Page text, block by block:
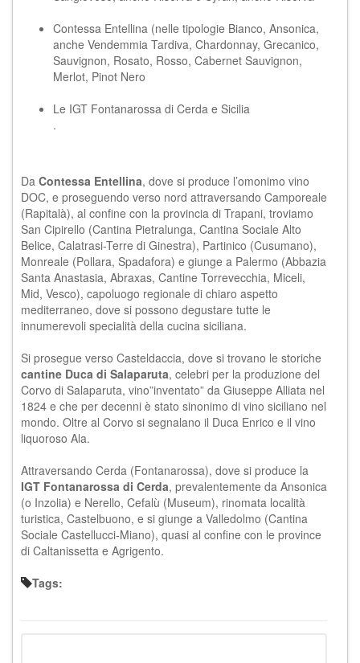
Contessa Entellina (nelle tipologie Bianco, Ansonica,
anche Vendemmia Tardiva, Chardonnay, Grecanico,
Sauvignon, Rosato, Rosso, Cabernet Sauvignon,
Merlot, Pinot Nero
Le IGT Fontanarossa di Cerda e Sicilia
.
Da Contessa Entellina, dove si produce l’omonimo vino
DOC, e proseguendo verso nord attraversando Camporeale
(Rapitalà), al confine con la provincia di Trapani, troviamo
San Cipirello (Cantina Pietralunga, Cantina Sociale Alto
Belice, Calatrasi-Terre di Ginestra), Partinico (Cusumano),
Monreale (Pollara, Spadafora) e giunge a Palermo (Abbazia
Santa Anastasia, Abraxas, Cantine Torrevecchia, Miceli,
Mid, Vesco), capoluogo regionale di chiaro aspetto
mediterraneo, dove si possono degustare tutte le
innumerevoli specialità della cucina siciliana.
Si prosegue verso Casteldaccia, dove si trovano le storiche
cantine Duca di Salaparuta, celebri per la produzione del
Corvo di Salaparuta, vino”inventato” da Giuseppe Alliata nel
1824 e che per decenni è stato sinonimo di vino siciliano nel
mondo. Oltre al Corvo si segnalano il Duca Enrico e il vino
liquoroso Ala.
Attraversando Cerda (Fontanarossa), dove si produce la
IGT Fontanarossa di Cerda, prevalentemente da Ansonica
(o Inzolia) e Nerello, Cefalù (Museum), rinomata località
turistica, Castelbuono, e si giunge a Valledolmo (Cantina
Sociale Castellucci-Miano), quasi al confine con le province
di Caltanissetta e Agrigento.
Tags: